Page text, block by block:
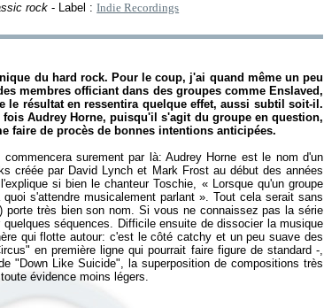
rock - Label :Indie Recordings
du hard rock. Pour le coup, j'ai quand même un peu
membres officiant dans des groupes comme Enslaved,
le résultat en ressentira quelque effet, aussi subtil soit-il.
Audrey Horne, puisqu'il s'agit du groupe en question,
faire de procès de bonnes intentions anticipées.
surement par là: Audrey Horne est le nom d'un
créée par David Lynch et Mark Frost au début des années
si bien le chanteur Toschie, « Lorsque qu'un groupe
s'attendre musicalement parlant ». Tout cela serait sans
porte très bien son nom. Si vous ne connaissez pas la série
séquences. Difficile ensuite de dissocier la musique
qui flotte autour: c'est le côté catchy et un peu suave des
en première ligne qui pourrait faire figure de standard -,
"Down Like Suicide", la superposition de compositions très